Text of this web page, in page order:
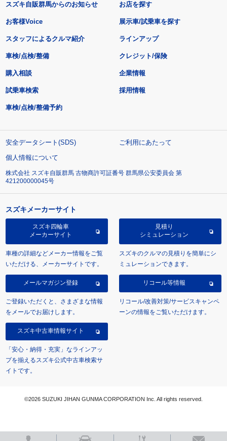
スズキ自販群馬からのお知らせ
お客様Voice
スタッフによるクルマ紹介
お店を探す
展示車/試乗車を探す
ラインアップ
車検/点検/整備 クレジット/保険
購入相談
試乗車検索
車検/点検/整備予約
企業情報
採用情報
安全データシート(SDS)
ご利用にあたって
個人情報について
株式会社 スズキ自販群馬 古物商許可証番号 群馬県公安委員会 第
421200000045号
スズキメーカーサイト
スズキ四輪車
メーカーサイト
車種の詳細などメーカー情報をご覧
いただける、メーカーサイトです。
見積り
シミュレーション
スズキのクルマの見積りを簡単にシ
ミュレーションできます。
メールマガジン登録
ご登録いただくと、さまざまな情報
をメールでお届けします。
リコール等情報
リコール/改善対策/サービスキャンペ
ーンの情報をご覧いただけます。
スズキ中古車情報サイト
「安心・納得・充実」なラインアッ
プを揃えるスズキ公式中古車検索サ
イトです。
©2026 SUZUKI JIHAN GUNMA CORPORATION Inc. All rights reserved.